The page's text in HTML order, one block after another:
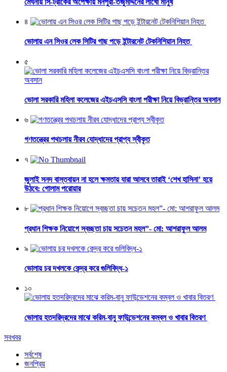
৪
ভোলায় এন সিওর লেক সিটির গাছ পড়ে ইন্টারনেট টেকনিশিয়ান নিহত
৫
ভোলা সরকারি মহিলা কলেজের এইচএসসি বাংলা পরীক্ষা নিয়ে বিভ্রান্তির অবসান
৬
গণতন্ত্রের পথচলায় নীরব যোদ্ধাদের প্রাপ্য স্বীকৃত
৭
জুলাই সনদ বাস্তবায়ন না হলে ক্ষমতায় যারা আসবে তারাই ‘শেখ হাসিনা’ হয়ে
উঠবে: গোলাম পরোয়ার
৮
প্রধান শিক্ষক নিয়োগে স্বচ্ছতা চায় সচেতন মহল”- মো: আশরাফুল আলম
৯
ভোলায় চর দখলকে কেন্দ্র করে গুলিবিদ্ধ-১
১০
ভোলায় হতদরিদ্রদের মাঝে করিম-বানু ফাউন্ডেশনের কম্বল ও খাবার বিতরণ
সবখবর
সর্বশেষ
জনপ্রিয়